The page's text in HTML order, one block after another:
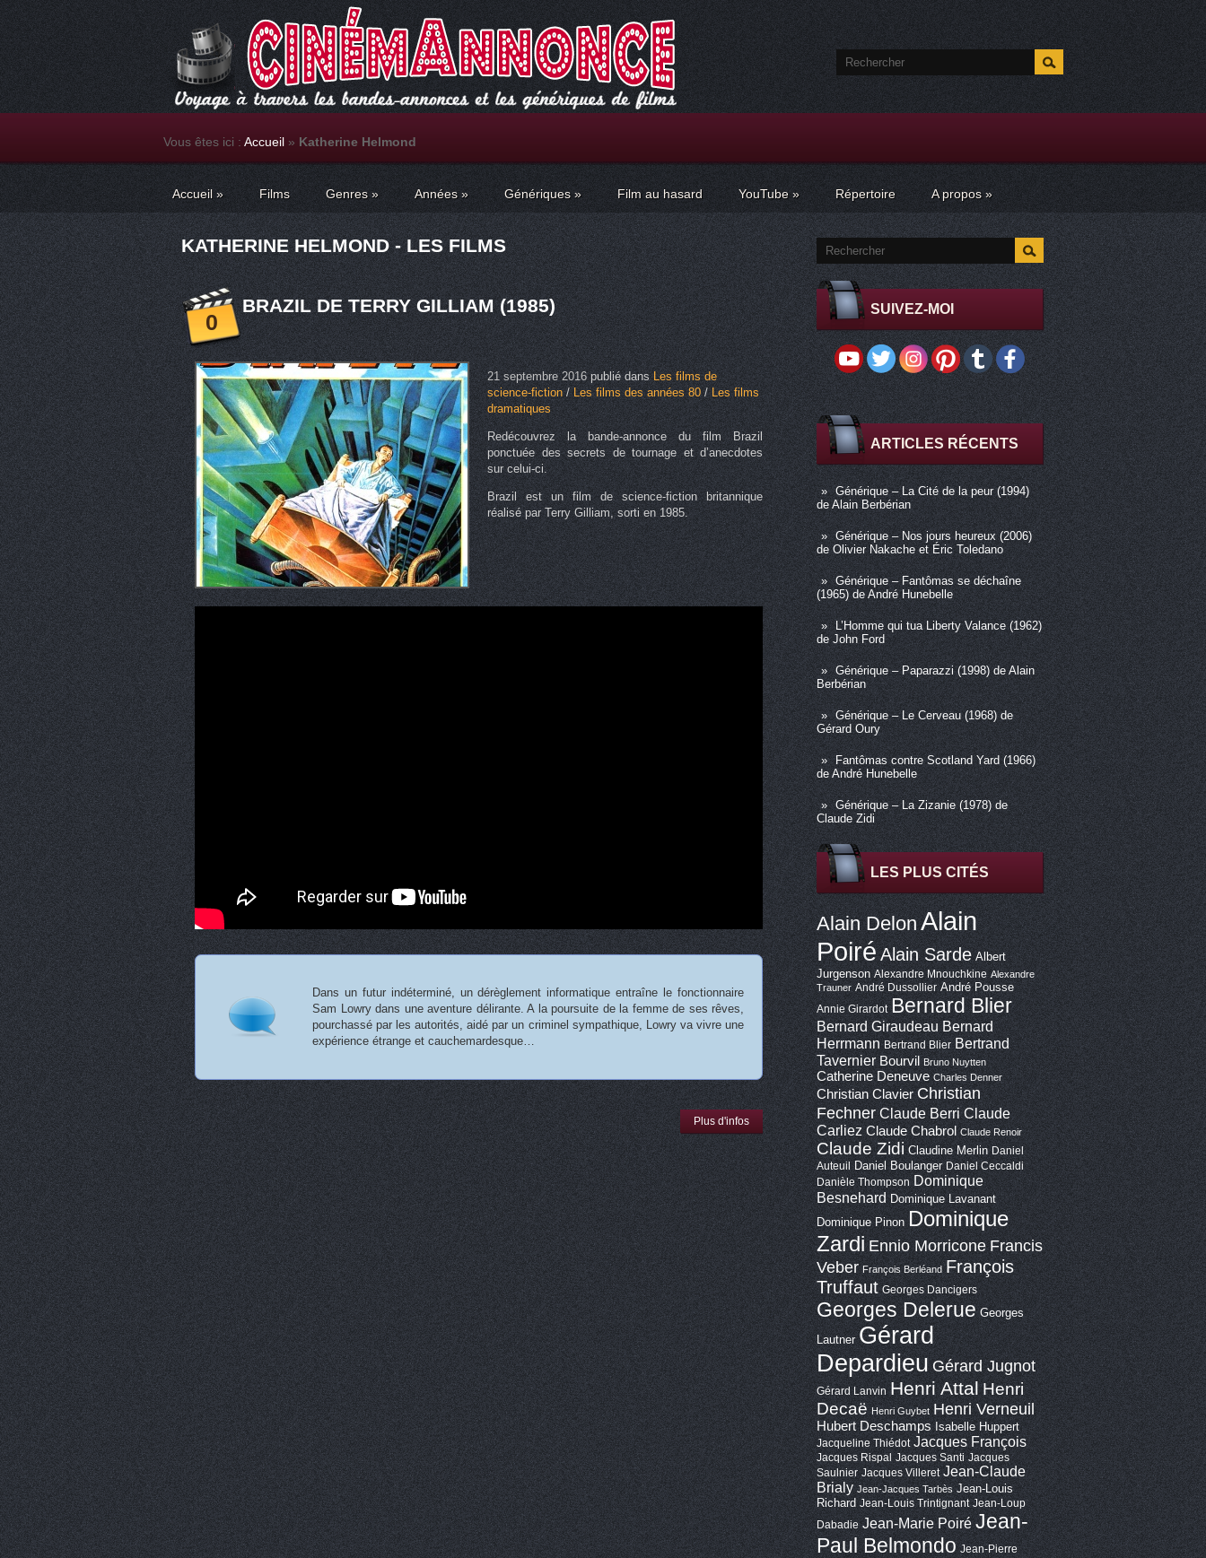
Vous êtes ici : Accueil » Katherine Helmond
Accueil » Films Genres» Années » Génériques » Film au hasard YouTube » Répertoire A propos »
SUIVEZ-MOI
ARTICLES RÉCENTS
Générique – La Cité de la peur (1994)
de Alain Berbérian
Générique – Nos jours heureux (2006)
de Olivier Nakache et Éric Toledano
Générique – Fantômas se déchaîne
(1965) de André Hunebelle
L’Homme qui tua Liberty Valance (1962)
de John Ford
Générique – Paparazzi (1998) de Alain
Berbérian
Générique – Le Cerveau (1968) de
Gérard Oury
Fantômas contre Scotland Yard (1966)
de André Hunebelle
Générique – La Zizanie (1978) de
Claude Zidi
LES PLUS CITÉS
Alain DelonAlain
Poiré Alain Sarde Albert
Jurgenson Alexandre Mnouchkine Alexandre
Trauner André Dussollier André Pousse
Annie Girardot Bernard Blier
Bernard Giraudeau Bernard
Herrmann Bertrand Blier Bertrand
Tavernier Bourvil Bruno Nuytten
Catherine Deneuve Charles Denner
Christian Clavier Christian
Fechner Claude Berri Claude
Carliez Claude Chabrol Claude Renoir
Claude Zidi Claudine Merlin Daniel
Auteuil
Daniel Boulanger Daniel Ceccaldi
Danièle Thompson Dominique
Besnehard Dominique Lavanant
Dominique Pinon Dominique
Zardi Ennio Morricone Francis
Veber François Berléand François
Truffaut Georges Dancigers
Georges Delerue Georges
Lautner Gérard
Depardieu Gérard Jugnot
Gérard Lanvin Henri Attal Henri
Decaë Henri Guybet Henri Verneuil
Hubert Deschamps Isabelle Huppert
Jacqueline Thiédot Jacques François
Jacques Rispal Jacques Santi Jacques
Saulnier Jacques Villeret Jean-Claude
Brialy Jean-Jacques Tarbès Jean-Louis
Richard Jean-Louis Trintignant Jean-Loup
Dabadie Jean-Marie Poiré Jean-
Paul Belmondo Jean-Pierre
KATHERINE HELMOND - LES FILMS
0
BRAZIL DE TERRY GILLIAM (1985)
21 septembre 2016publié dansLes films de
science-fiction/ Les films des années 80/ Les films
dramatiques
Redécouvrez la bande-annonce du film Brazil
ponctuée des secrets de tournage et d’anecdotes
sur celui-ci.
Brazil est un film de science-fiction britannique
réalisé par Terry Gilliam, sorti en 1985.
Dans un futur indéterminé, un dérèglement informatique entraîne le fonctionnaire
Sam Lowry dans une aventure délirante. A la poursuite de la femme de ses rêves,
pourchassé par les autorités, aidé par un criminel sympathique, Lowry va vivre une
expérience étrange et cauchemardesque…
Plus d'infos